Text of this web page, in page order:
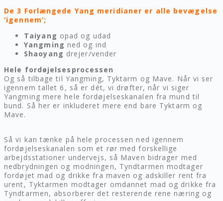
De 3 Forlængede Yang meridianer er alle bevægelse
‘igennem’;
Taiyang opad og udad
Yangming ned og ind
Shaoyang drejer/vender
Hele fordøjelsesprocessen
Og så tilbage til Yangming, Tyktarm og Mave. Når vi ser
igennem tallet 6, så er dét, vi drøfter, når vi siger
Yangming mere hele fordøjelseskanalen fra mund til
bund. Så her er inkluderet mere end bare Tyktarm og
Mave.
Så vi kan tænke på hele processen ned igennem
fordøjelseskanalen som et rør med forskellige
arbejdsstationer undervejs, så Maven bidrager med
nedbrydningen og modningen, Tyndtarmen modtager
fordøjet mad og drikke fra maven og adskiller rent fra
urent, Tyktarmen modtager omdannet mad og drikke fra
Tyndtarmen, absorberer det resterende rene næring og